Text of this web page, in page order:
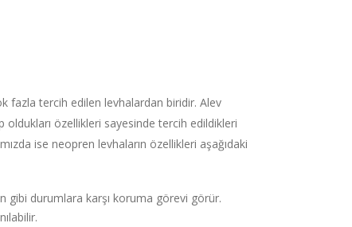
fazla tercih edilen levhalardan biridir. Alev
özellikleri sayesinde tercih edildikleri
ise neopren levhaların özellikleri aşağıdaki
gibi durumlara karşı koruma görevi görür.